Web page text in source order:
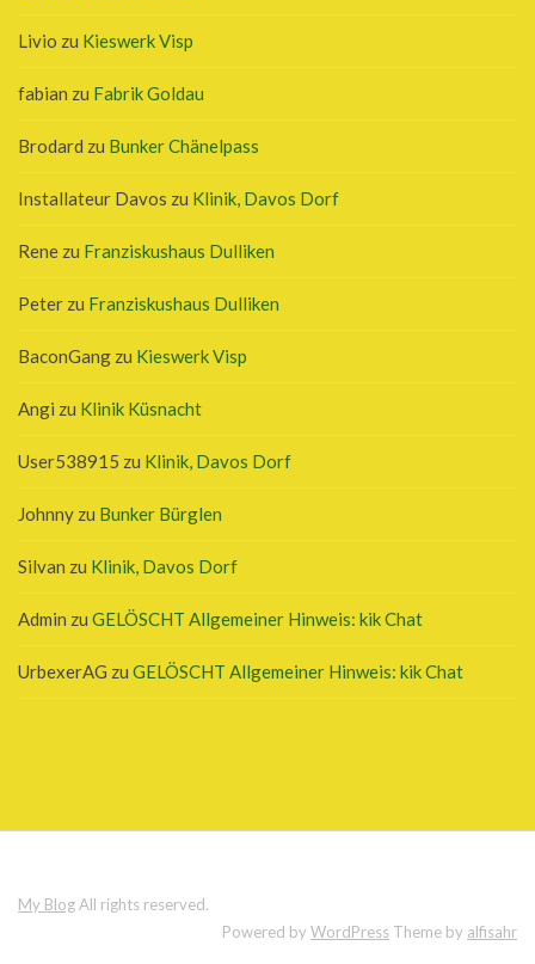
Livio zu Kieswerk Visp
fabian zu Fabrik Goldau
Brodard zu Bunker Chänelpass
Installateur Davos zu Klinik, Davos Dorf
Rene zu Franziskushaus Dulliken
Peter zu Franziskushaus Dulliken
BaconGang zu Kieswerk Visp
Angi zu Klinik Küsnacht
User538915 zu Klinik, Davos Dorf
Johnny zu Bunker Bürglen
Silvan zu Klinik, Davos Dorf
Admin zu GELÖSCHT Allgemeiner Hinweis: kik Chat
UrbexerAG zu GELÖSCHT Allgemeiner Hinweis: kik Chat
My BlogAll rights reserved.
Powered by WordPress Theme by alfisahr